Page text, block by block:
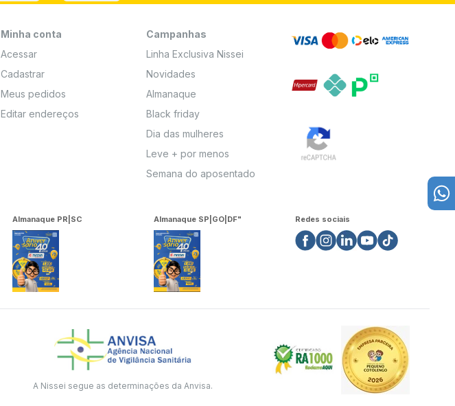
Minha conta
Acessar
Cadastrar
Meus pedidos
Editar endereços
Campanhas
Linha Exclusiva Nissei
Novidades
Almanaque
Black friday
Dia das mulheres
Leve + por menos
Semana do aposentado
Almanaque PR|SC Almanaque SP|GO|DF" Redes sociais
A Nissei segue as determinações da Anvisa.